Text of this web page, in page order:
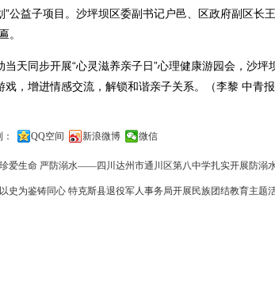
”公益子项目。沙坪坝区委副书记户邑、区政府副区长
。
同步开展“心灵滋养亲子日”心理健康游园会，沙坪
戏，增进情感交流，解锁和谐亲子关系。
（李黎 中青
QQ空间 新浪微博 微信
珍爱生命 严防溺水——四川达州市通川区第八中学扎实开展防溺
以史为鉴铸同心 特克斯县退役军人事务局开展民族团结教育主题